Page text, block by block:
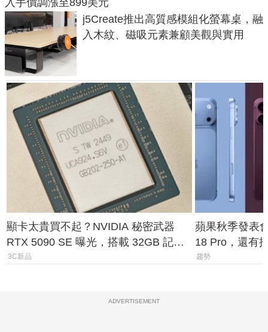
j5Create推出高質感模組化螢幕桌，融
入木紋、磁吸元素兼顧美觀與實用
顯卡太貴買不起？NVIDIA 秘密武器
RTX 5090 SE 曝光，搭載 32GB 記憶
體
3C新品
蘋果秋季發表
18 Pro，還有
測一次看
趨勢
ADVERTISEMENT